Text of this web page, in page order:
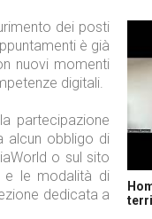
dei posti
è già
nuovi momenti
digitali.
partecipazione
alcun obbligo di
o sul sito
e le modalità di
dedicata a